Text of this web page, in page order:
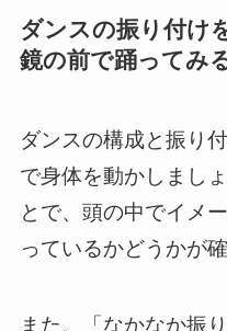
ダンスの振り付け
鏡の前で踊ってみ
ダンスの構成と振り
で身体を動かしまし
とで、頭の中でイメ
っているかどうかが
また、「なかなか振